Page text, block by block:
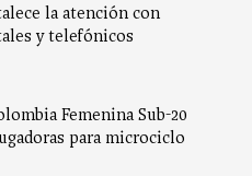
la atención con
y telefónicos
Femenina Sub-20
para microciclo